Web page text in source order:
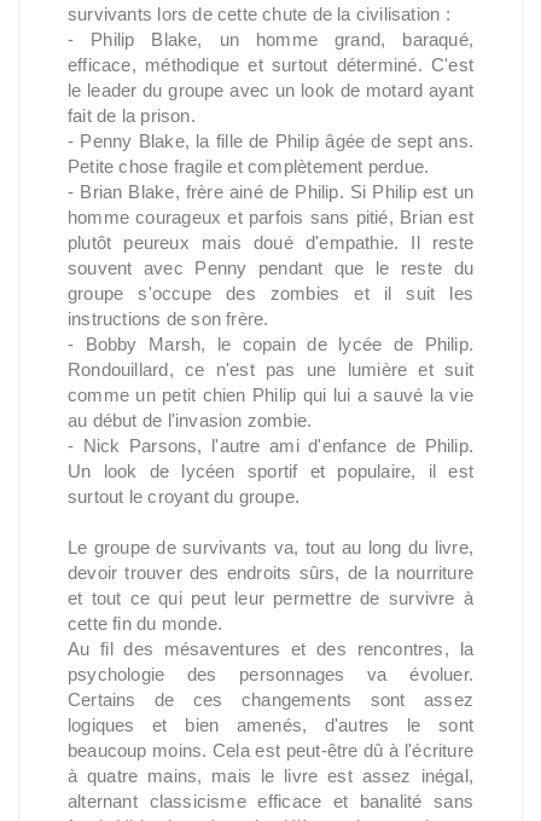
survivants lors de cette chute de la civilisation :
- Philip Blake, un homme grand, baraqué,
efficace, méthodique et surtout déterminé. C'est
le leader du groupe avec un look de motard ayant
fait de la prison.
- Penny Blake, la fille de Philip âgée de sept ans.
Petite chose fragile et complètement perdue.
- Brian Blake, frère ainé de Philip. Si Philip est un
homme courageux et parfois sans pitié, Brian est
plutôt peureux mais doué d'empathie. Il reste
souvent avec Penny pendant que le reste du
groupe s'occupe des zombies et il suit les
instructions de son frère.
- Bobby Marsh, le copain de lycée de Philip.
Rondouillard, ce n'est pas une lumière et suit
comme un petit chien Philip qui lui a sauvé la vie
au début de l'invasion zombie.
- Nick Parsons, l'autre ami d'enfance de Philip.
Un look de lycéen sportif et populaire, il est
surtout le croyant du groupe.
Le groupe de survivants va, tout au long du livre,
devoir trouver des endroits sûrs, de la nourriture
et tout ce qui peut leur permettre de survivre à
cette fin du monde.
Au fil des mésaventures et des rencontres, la
psychologie des personnages va évoluer.
Certains de ces changements sont assez
logiques et bien amenés, d'autres le sont
beaucoup moins. Cela est peut-être dû à l'écriture
à quatre mains, mais le livre est assez inégal,
alternant classicisme efficace et banalité sans